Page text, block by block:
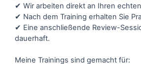
✔ Wir arbeiten direkt an Ihren
✔ Nach dem Training erhalten Sie
✔ Eine anschließende Review-
dauerhaft.
Meine Trainings sind gemacht für: